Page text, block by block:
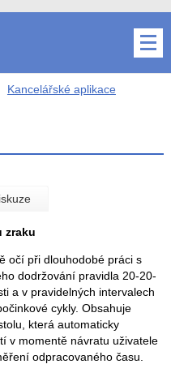
Kancelářské aplikace
zraku
očí při dlouhodobé práci s
dodržování pravidla 20-20-
a v pravidelných intervalech
cykly. Obsahuje
která automaticky
v momentě návratu uživatele
odpracovaného času.